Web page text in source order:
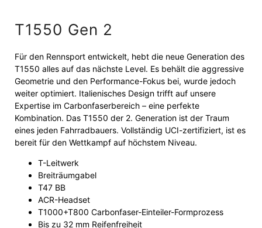
T1550 Gen 2
Für den Rennsport entwickelt, hebt die neue Generation des
T1550 alles auf das nächste Level. Es behält die aggressive
Geometrie und den Performance-Fokus bei, wurde jedoch
weiter optimiert. Italienisches Design trifft auf unsere
Expertise im Carbonfaserbereich – eine perfekte
Kombination. Das T1550 der 2. Generation ist der Traum
eines jeden Fahrradbauers. Vollständig UCI-zertifiziert, ist es
bereit für den Wettkampf auf höchstem Niveau.
T-Leitwerk
Breiträumgabel
T47 BB
ACR-Headset
T1000+T800 Carbonfaser-Einteiler-Formprozess
Bis zu 32 mm Reifenfreiheit